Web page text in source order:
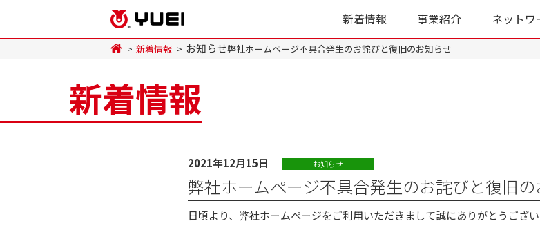
新着情報 事業紹介 ネットワ
新着情報 お知らせ弊社ホームページ不具合発生のお詫びと復旧のお知らせ
新着情報
2021年12月15日 お知らせ
弊社ホームページ不具合発生のお詫びと復旧
日頃より、弊社ホームページをご利用いただきまして誠にありがとうござい